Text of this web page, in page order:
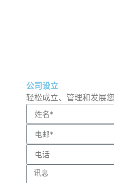
公司设立
轻松成立、管理和发展